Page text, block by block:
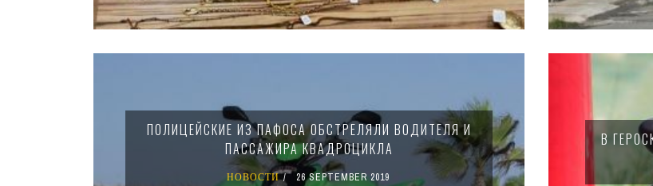
ПОЛИЦЕЙСКИЕ ИЗ ПАФОСА ОБСТРЕЛЯЛИ ВОДИТЕЛЯ И
ПАССАЖИРА КВАДРОЦИКЛА
НОВОСТИ 26 SEPTEMBER 2019
В